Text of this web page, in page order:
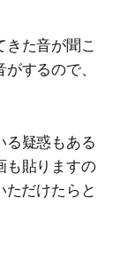
た音が聞こ
するので、
る疑惑もある
も貼りますの
ただけたらと